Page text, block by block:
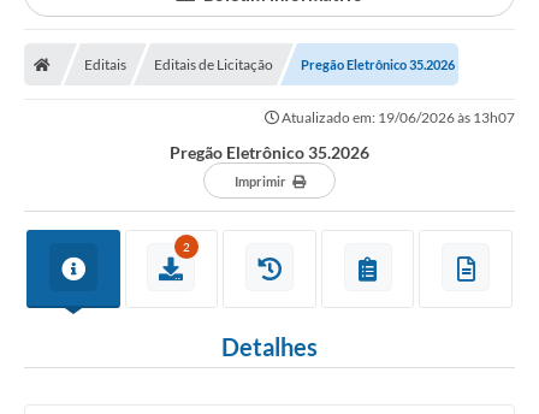
Editais Editais de Licitação Pregão Eletrônico 35.2026
Atualizado em: 19/06/2026 às 13h07
Pregão Eletrônico 35.2026
Imprimir
2
Detalhes